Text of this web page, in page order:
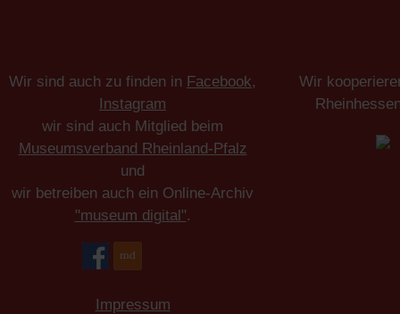
Wir sind auch zu finden in Facebook,
Instagram
wir sind auch Mitglied beim
Museumsverband Rheinland-Pfalz
und
wir betreiben auch ein Online-Archiv
"museum digital".
Impressum
Wir